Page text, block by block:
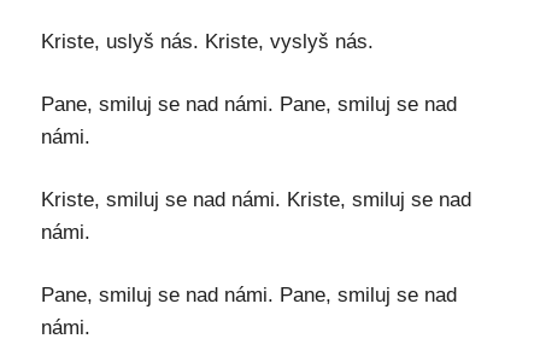
Kriste, uslyš nás. Kriste, vyslyš nás.
Pane, smiluj se nad námi. Pane, smiluj se nad
námi.
Kriste, smiluj se nad námi. Kriste, smiluj se nad
námi.
Pane, smiluj se nad námi. Pane, smiluj se nad
námi.